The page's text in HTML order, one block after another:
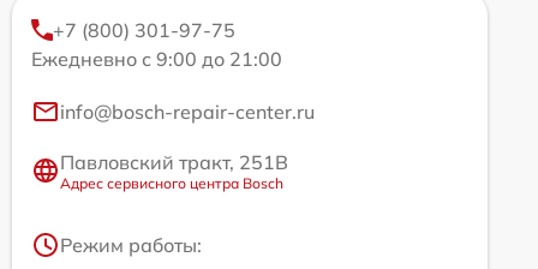
+7 (800) 301-97-75
Ежедневно с 9:00 до 21:00
info@bosch-repair-center.ru
Павловский тракт, 251В
Адрес сервисного центра Bosch
Режим работы: